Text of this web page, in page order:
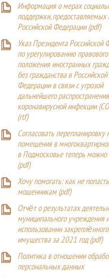
Информация о мерах
поддержки,
Российской Федерации (pdf)
Указ Президента Российской
по урегулированию правового
положения иностранных
без гражданства в Российской
Федерации в связи с угрозой
дальнейшего
коронавирусной инфекции
(rtf)
Согласовать перепланировку
помещения в
в Подмосковье теперь можно
(pdf)
Хочу помогать: как не
мошенникам (pdf)
Отчёт о результатах
муниципального учреждения
использовании
имущества за 2021 год (pdf)
Политика в отношении
персональных данных